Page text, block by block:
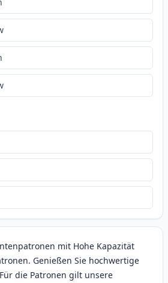
mit Hohe Kapazität
Genießen Sie hochwertige
die Patronen gilt unsere